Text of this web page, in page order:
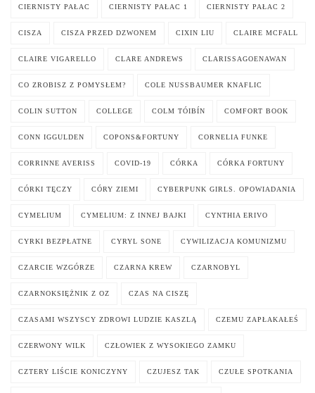
CIERNISTY PAŁAC CIERNISTY PAŁAC 1 CIERNISTY PAŁAC 2
CISZA CISZA PRZED DZWONEM CIXIN LIU CLAIRE MCFALL
CLAIRE VIGARELLO CLARE ANDREWS CLARISSAGOENAWAN
CO ZROBISZ Z POMYSŁEM? COLE NUSSBAUMER KNAFLIC
COLIN SUTTON COLLEGE COLM TÓIBÍN COMFORT BOOK
CONN IGGULDEN COPONS&FORTUNY CORNELIA FUNKE
CORRINNE AVERISS COVID-19 CÓRKA CÓRKA FORTUNY
CÓRKI TĘCZY CÓRY ZIEMI CYBERPUNK GIRLS. OPOWIADANIA
CYMELIUM CYMELIUM: Z INNEJ BAJKI CYNTHIA ERIVO
CYRKI BEZPŁATNE CYRYL SONE CYWILIZACJA KOMUNIZMU
CZARCIE WZGÓRZE CZARNA KREW CZARNOBYL
CZARNOKSIĘŻNIK Z OZ CZAS NA CISZĘ
CZASAMI WSZYSCY ZDROWI LUDZIE KASZLĄ CZEMU ZAPŁAKAŁEŚ
CZERWONY WILK CZŁOWIEK Z WYSOKIEGO ZAMKU
CZTERY LIŚCIE KONICZYNY CZUJESZ TAK CZUŁE SPOTKANIA